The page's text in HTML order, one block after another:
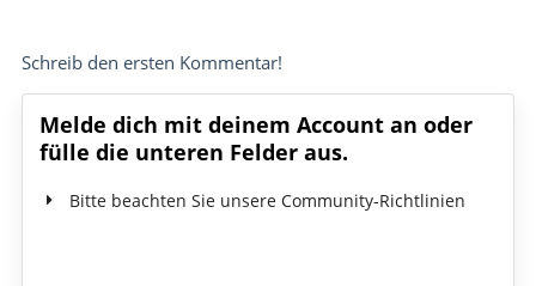
Schreib den ersten Kommentar!
Melde dich mit deinem Account an oder
fülle die unteren Felder aus.
Bitte beachten Sie unsere Community-Richtlinien